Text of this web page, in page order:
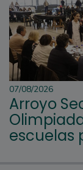
07/08/2026
Arroyo
escuelas